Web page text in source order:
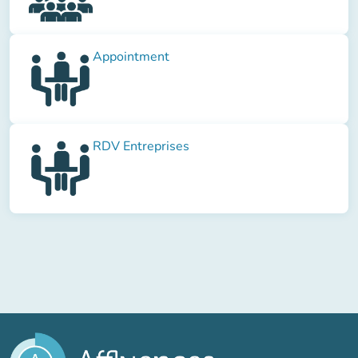
Appointment
RDV Entreprises